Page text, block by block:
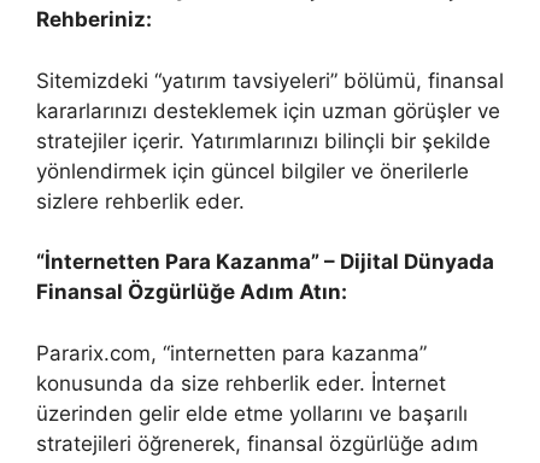
Rehberiniz:
Sitemizdeki “yatırım tavsiyeleri” bölümü, finansal
kararlarınızı desteklemek için uzman görüşler ve
stratejiler içerir. Yatırımlarınızı bilinçli bir şekilde
yönlendirmek için güncel bilgiler ve önerilerle
sizlere rehberlik eder.
“İnternetten Para Kazanma” – Dijital Dünyada
Finansal Özgürlüğe Adım Atın:
Pararix.com, “internetten para kazanma”
konusunda da size rehberlik eder. İnternet
üzerinden gelir elde etme yollarını ve başarılı
stratejileri öğrenerek, finansal özgürlüğe adım